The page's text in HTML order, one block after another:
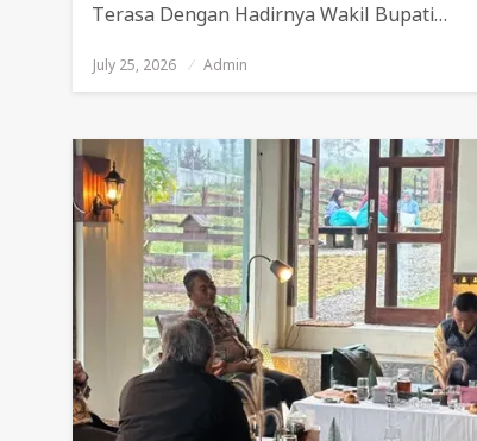
Terasa Dengan Hadirnya Wakil Bupati…
Posted
On
July 25, 2026 Admin